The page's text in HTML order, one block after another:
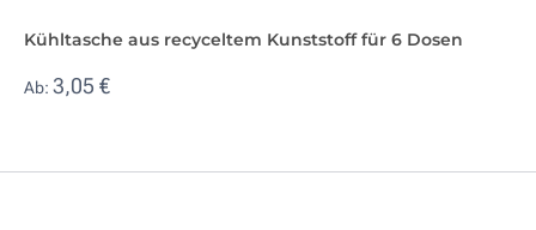
Kühltasche aus recyceltem Kunststoff für 6 Dosen
Ab: 3,05 €